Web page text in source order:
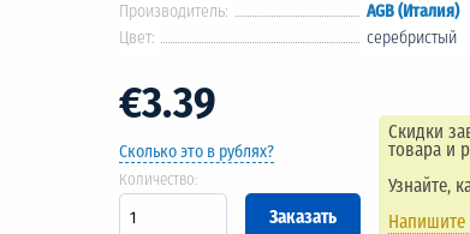
Производитель:
AGB (Италия)
Цвет:
серебристый
€3.39
Сколько это в рублях?
Количество:
Скидки
товара и
Узнайте,